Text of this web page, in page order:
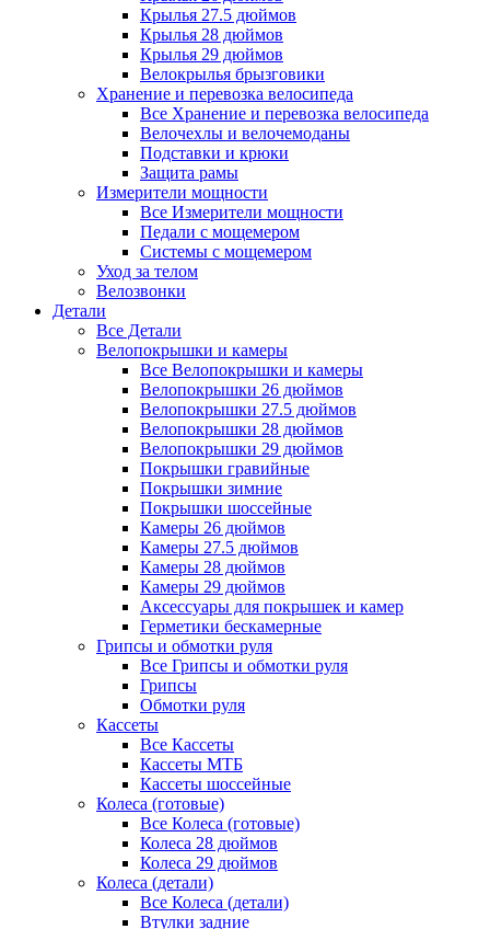
Крылья 27.5 дюймов
Крылья 28 дюймов
Крылья 29 дюймов
Велокрылья брызговики
Хранение и перевозка велосипеда
Все Хранение и перевозка велосипеда
Велочехлы и велочемоданы
Подставки и крюки
Защита рамы
Измерители мощности
Все Измерители мощности
Педали с мощемером
Системы с мощемером
Уход за телом
Велозвонки
Детали
Все Детали
Велопокрышки и камеры
Все Велопокрышки и камеры
Велопокрышки 26 дюймов
Велопокрышки 27.5 дюймов
Велопокрышки 28 дюймов
Велопокрышки 29 дюймов
Покрышки гравийные
Покрышки зимние
Покрышки шоссейные
Камеры 26 дюймов
Камеры 27.5 дюймов
Камеры 28 дюймов
Камеры 29 дюймов
Аксессуары для покрышек и камер
Герметики бескамерные
Грипсы и обмотки руля
Все Грипсы и обмотки руля
Грипсы
Обмотки руля
Кассеты
Все Кассеты
Кассеты МТБ
Кассеты шоссейные
Колеса (готовые)
Все Колеса (готовые)
Колеса 28 дюймов
Колеса 29 дюймов
Колеса (детали)
Все Колеса (детали)
Втулки задние